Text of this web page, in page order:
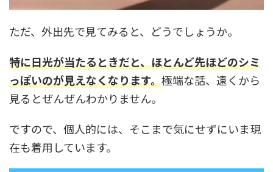
ただ、外出先で見てみると、どうでしょうか。
特に日光が当たるときだと、ほとんど先ほどのシミ
っぽいのが見えなくなります。極端な話、遠くから
見るとぜんぜんわかりません。
ですので、個人的には、そこまで気にせずにいま現
在も着用しています。